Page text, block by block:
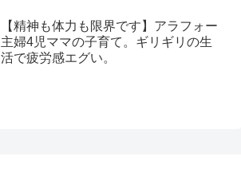
【精神も体力も限界です】アラフォー
主婦4児ママの子育て。ギリギリの生
活で疲労感エグい。